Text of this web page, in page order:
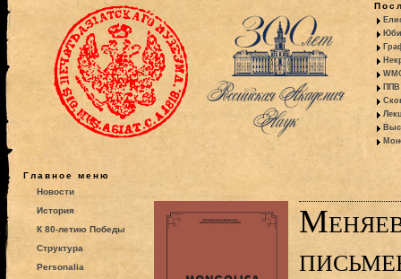
ППВ
Главное меню
Новости
История
К 80-летию Победы
Структура
Personalia